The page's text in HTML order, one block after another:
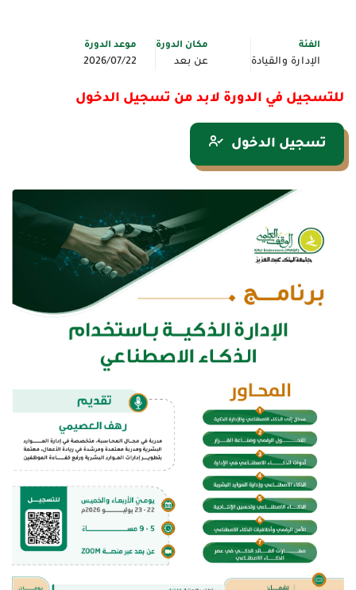
الفئة
الإدارة والقيادة
مكان الدورة
عن بعد
موعد الدورة
2026/07/22
للتسجيل في الدورة لابد من تسجيل الدخول
تسجيل الدخول